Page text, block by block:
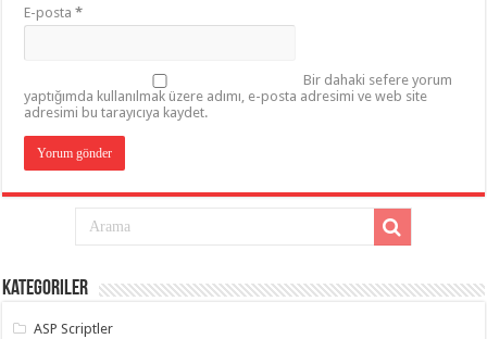
E-posta*
Bir dahaki sefere yorum
yaptığımda kullanılmak üzere adımı, e-posta adresimi ve web site
adresimi bu tarayıcıya kaydet.
Kategoriler
ASP Scriptler